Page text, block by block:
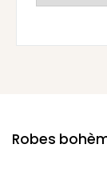
Robes